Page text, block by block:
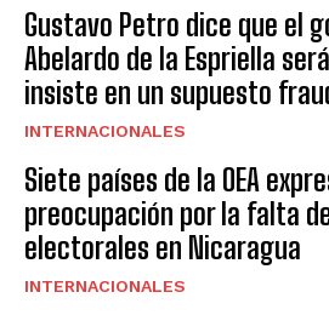
Gustavo Petro dice que el
Abelardo de la Espriella
insiste en un supuesto
INTERNACIONALES
Siete países de la OEA
preocupación por la falta
electorales en Nicaragua
INTERNACIONALES